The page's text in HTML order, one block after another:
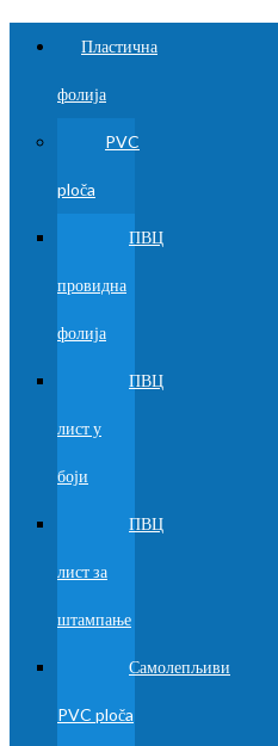
Пластична
фолија
PVC
ploča
ПВЦ
провидна
фолија
ПВЦ
лист у
боји
ПВЦ
лист за
штампање
Самолепљиви
PVC ploča